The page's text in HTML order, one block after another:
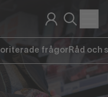
frågor Råd och